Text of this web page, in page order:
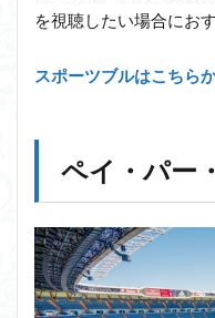
を視聴したい場合にお
スポーツブルはこちら
ペイ・パー